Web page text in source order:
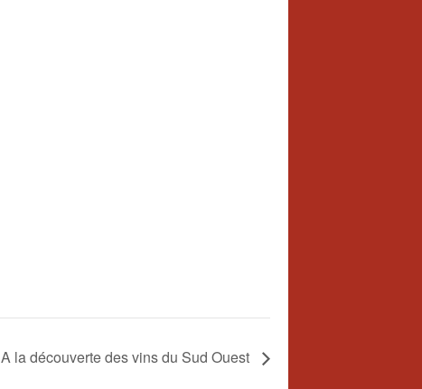
A la découverte des vins du Sud Ouest